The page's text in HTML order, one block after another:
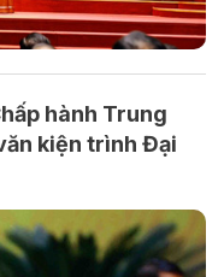
hành Trung
kiện trình Đại